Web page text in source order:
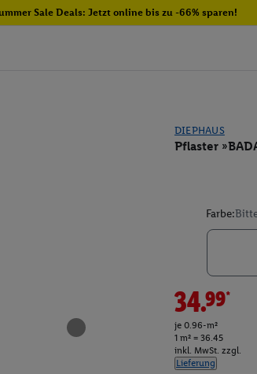
Sale Deals: Jetzt online bis zu -66% sparen!
DIEPHAUS
Pflaster
Farbe:
34.99*
je 0.96-m²
1 m² = 36.45
inkl. MwSt. zzgl.
Lieferung